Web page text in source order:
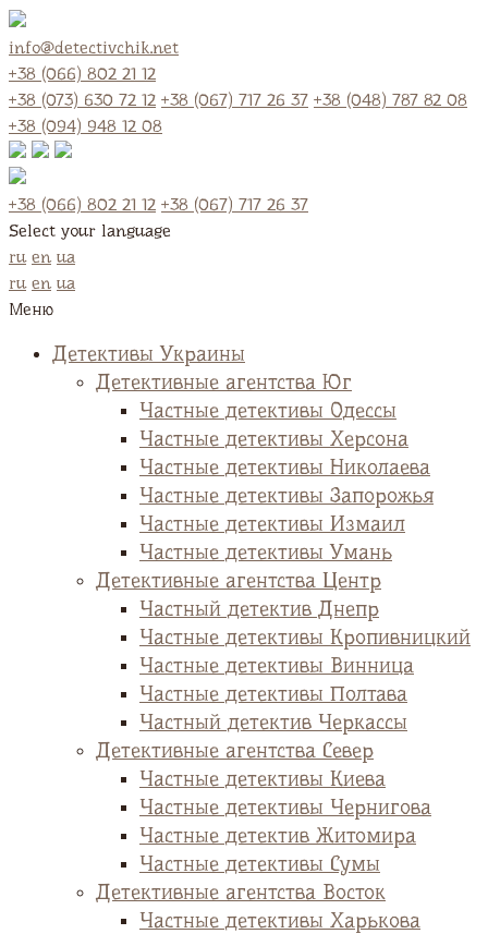
info@detectivchik.net
+38 (066) 802 21 12
+38 (073) 630 72 12 +38 (067) 717 26 37 +38 (048) 787 82 08
+38 (094) 948 12 08
+38 (066) 802 21 12 +38 (067) 717 26 37
Select your language
ru en ua
ru en ua
Меню
Детективы Украины
Детективные агентства Юг
Частные детективы Одессы
Частные детективы Херсона
Частные детективы Николаева
Частные детективы Запорожья
Частные детективы Измаил
Частные детективы Умань
Детективные агентства Центр
Частный детектив Днепр
Частные детективы Кропивницкий
Частные детективы Винница
Частные детективы Полтава
Частный детектив Черкассы
Детективные агентства Север
Частные детективы Киева
Частные детективы Чернигова
Частные детектив Житомира
Частные детективы Сумы
Детективные агентства Восток
Частные детективы Харькова